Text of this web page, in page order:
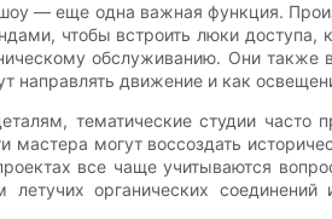
— еще одна важная функция.
чтобы встроить люки
обслуживанию. Они
направлять движение и как
тематические студии
могут воссоздать
все чаще учитываются
органических